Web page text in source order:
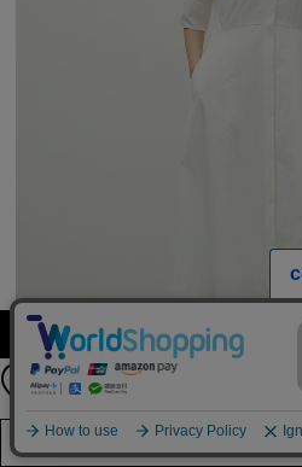
カラー・サイズを
店舗在庫を
【FREE
24時間限定 全品送
8月10日（月）11